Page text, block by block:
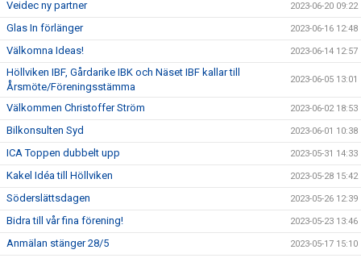
Veidec ny partner 2023-06-20 09:22
Glas In förlänger 2023-06-16 12:48
Välkomna Ideas! 2023-06-14 12:57
Höllviken IBF, Gårdarike IBK och Näset IBF kallar till
Årsmöte/Föreningsstämma
2023-06-05 13:01
Välkommen Christoffer Ström 2023-06-02 18:53
Bilkonsulten Syd 2023-06-01 10:38
ICA Toppen dubbelt upp 2023-05-31 14:33
Kakel Idéa till Höllviken 2023-05-28 15:42
Söderslättsdagen 2023-05-26 12:39
Bidra till vår fina förening! 2023-05-23 13:46
Anmälan stänger 28/5 2023-05-17 15:10